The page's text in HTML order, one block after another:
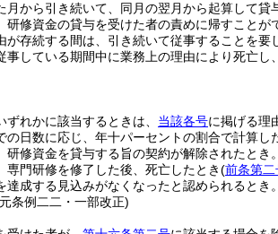
月から引き続いて、同月の翌月から起算して
研修資金の貸与を受けた者の責めに帰すこと
存続する間は、引き続いて従事することを要
事している期間中に業務上の理由により死亡
ずれかに該当するときは、 当該各号に掲げる理
の日数に応じ、年十パーセントの割合で計算し
研修資金を貸与する旨の契約が解除されたとき。
門研修を修了した後、死亡したとき(前条第二
成する見込みがなくなったと認められるとき。
条例二二・一部改正)